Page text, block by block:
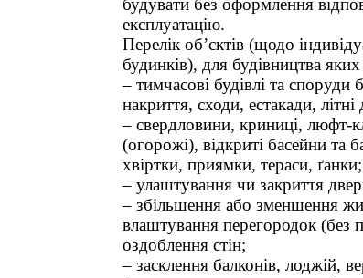
будувати без оформлення
експлуатацію.
Перелік об’єктів (щодо
будинків), для будівництва
– тимчасові будівлі та
накриття, сходи, естакади,
– свердловини, криниці, люфт-
(огорожі), відкриті басейни та
хвіртки, приямки, тераси, ґанки;
– улаштування чи закриття
– збільшення або зменшення
влаштування перегородок (без
оздоблення стін;
– засклення балконів, лоджій,